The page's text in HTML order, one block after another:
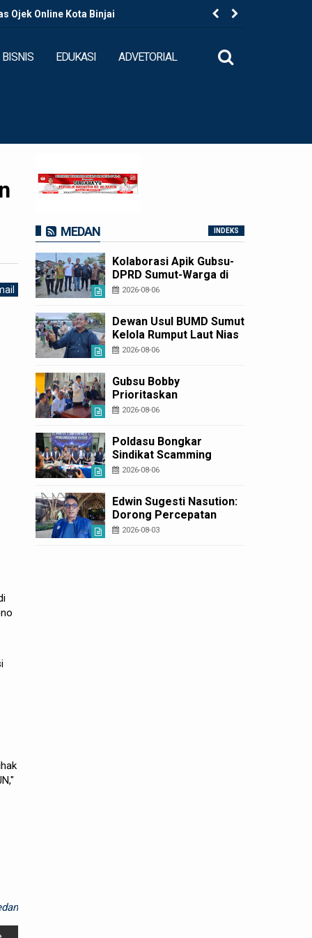
Ojek Online Kota Binjai
BISNIS EDUKASI ADVETORIAL
MEDAN INDEKS
Kolaborasi Apik Gubsu-
DPRD Sumut-Warga di
Nias Utara: Jalan Rusak
Diperbaiki
2026-08-06
Dewan Usul BUMD Sumut
Kelola Rumput Laut Nias
Utara dari Hulu ke Hilir
2026-08-06
Gubsu Bobby
Prioritaskan
Infrastruktur Nias Utara,
Ekonomi Mulai Dibenahi
2026-08-06
Poldasu Bongkar
Sindikat Scamming
Internasional di
Korban Rugi Rp6,7 Miliar
2026-08-06
Edwin Sugesti Nasution:
Dorong Percepatan
Perda PBG Guna
2026-08-03